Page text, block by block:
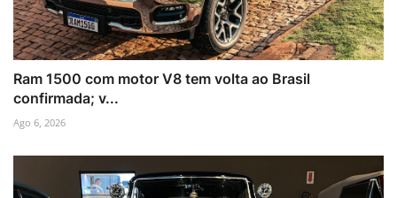
Ram 1500 com motor V8 tem volta ao Brasil
confirmada; v...
Ago 6, 2026